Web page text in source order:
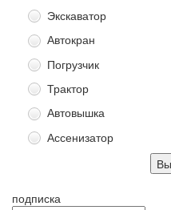
Экскаватор
Автокран
Погрузчик
Трактор
Автовышка
Ассенизатор
подписка